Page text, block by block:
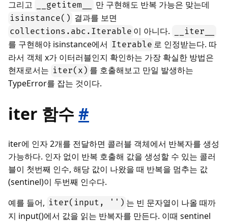
그리고
__getitem__ 만 구현해도 반복 가능은 맞는데
isinstance() 결과를 보면
collections.abc.Iterable 이 아니다. __iter__
를 구현해야 isinstance에서 Iterable 로 인정받는다. 따
라서 객체 x가 이터러블인지 확인하는 가장 확실한 방법은
현재로서는 iter(x) 를 호출해보고 만일 발생하는
TypeError를 잡는 것이다.
iter 함수 #
iter에 인자 2개를 전달하면 콜러블 객체에서 반복자를 생성
가능하다. 인자 없이 반복 호출해 값을 생성할 수 있는 콜러
블이 첫번째 인수, 해당 값이 나왔을 때 반복을 멈추는 값
(sentinel)이 두번째 인수다.
예를 들어, iter(input, '') 는 빈 문자열이 나올 때까
지 input()에서 값을 읽는 반복자를 만든다. 이때 sentinel